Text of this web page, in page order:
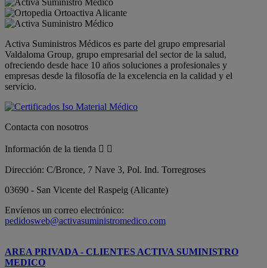
Activa Suministros Médicos es parte del grupo empresarial
Valdaloma Group, grupo empresarial del sector de la salud,
ofreciendo desde hace 10 años soluciones a profesionales y
empresas desde la filosofía de la excelencia en la calidad y el
servicio.
Contacta con nosotros
Información de la tienda  
Dirección: C/Bronce, 7 Nave 3, Pol. Ind. Torregroses
03690 - San Vicente del Raspeig (Alicante)
Envíenos un correo electrónico:
pedidosweb@activasuministromedico.com
AREA PRIVADA - CLIENTES ACTIVA SUMINISTRO
MEDICO